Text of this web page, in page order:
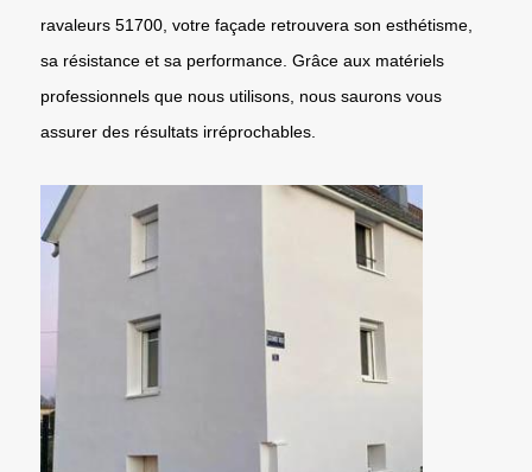
ravaleurs 51700, votre façade retrouvera son esthétisme,
sa résistance et sa performance. Grâce aux matériels
professionnels que nous utilisons, nous saurons vous
assurer des résultats irréprochables.